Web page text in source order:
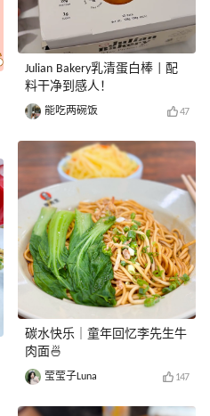
Julian Bakery乳清蛋白棒 | 配
料干净到感人！
能吃两碗饭 47
碳水快乐｜童年回忆李先生牛
肉面🍜
莹莹子Luna 147